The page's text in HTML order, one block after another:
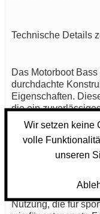
Technische Details
Das Motorboot
durchdachte
Eigenschaften.
die ein
einem
auf dem Wasser
der Motor mit einer
Motorisierung
Nutzung, die für
Wir setzen keine
volle
unseren